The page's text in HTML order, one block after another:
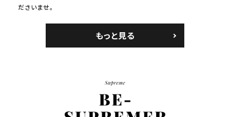
ださいませ。
もっと見る